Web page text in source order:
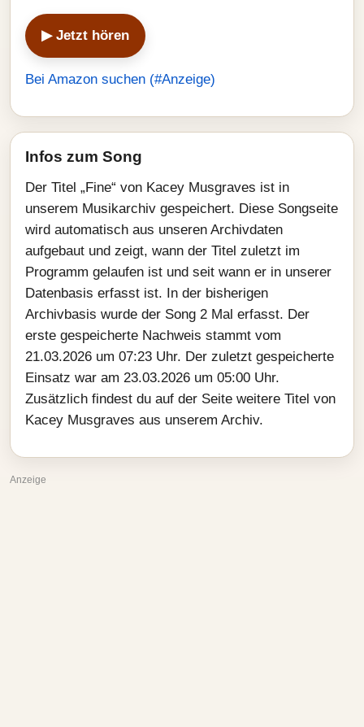
▶ Jetzt hören
Bei Amazon suchen (#Anzeige)
Infos zum Song
Der Titel „Fine“ von Kacey Musgraves ist in
unserem Musikarchiv gespeichert. Diese Songseite
wird automatisch aus unseren Archivdaten
aufgebaut und zeigt, wann der Titel zuletzt im
Programm gelaufen ist und seit wann er in unserer
Datenbasis erfasst ist. In der bisherigen
Archivbasis wurde der Song 2 Mal erfasst. Der
erste gespeicherte Nachweis stammt vom
21.03.2026 um 07:23 Uhr. Der zuletzt gespeicherte
Einsatz war am 23.03.2026 um 05:00 Uhr.
Zusätzlich findest du auf der Seite weitere Titel von
Kacey Musgraves aus unserem Archiv.
Anzeige